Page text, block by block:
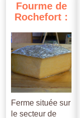
Fourme de
Rochefort :
Ferme située sur
le secteur de